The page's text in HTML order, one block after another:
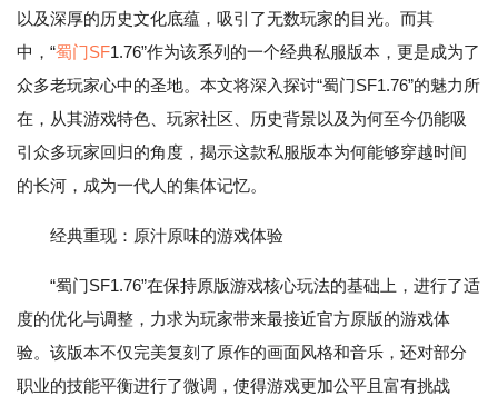
以及深厚的历史文化底蕴，吸引了无数玩家的目光。而其
中，“蜀门SF1.76”作为该系列的一个经典私服版本，更是成为了
众多老玩家心中的圣地。本文将深入探讨“蜀门SF1.76”的魅力所
在，从其游戏特色、玩家社区、历史背景以及为何至今仍能吸
引众多玩家回归的角度，揭示这款私服版本为何能够穿越时间
的长河，成为一代人的集体记忆。
经典重现：原汁原味的游戏体验
“蜀门SF1.76”在保持原版游戏核心玩法的基础上，进行了适
度的优化与调整，力求为玩家带来最接近官方原版的游戏体
验。该版本不仅完美复刻了原作的画面风格和音乐，还对部分
职业的技能平衡进行了微调，使得游戏更加公平且富有挑战